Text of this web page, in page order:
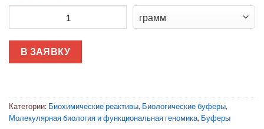
В ЗАЯВКУ
Категории: Биохимические реактивы, Биологические буферы,
Молекулярная биология и функциональная геномика, Буферы